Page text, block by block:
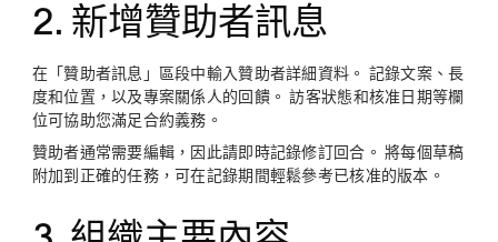
2. 新增贊助者訊息
在「贊助者訊息」區段中輸入贊助者詳細資料。 記錄文案、長
度和位置，以及專案關係人的回饋。 訪客狀態和核准日期等欄
位可協助您滿足合約義務。
贊助者通常需要編輯，因此請即時記錄修訂回合。 將每個草稿
附加到正確的任務，可在記錄期間輕鬆參考已核准的版本。